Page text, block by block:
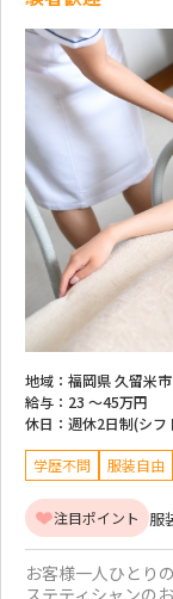
地域： 福岡県 久留米市
給与： 23 ～45万円
休日： 週休2日制(シフ
学歴不問 服装自由
注目ポイント 服
お客様一人ひとり